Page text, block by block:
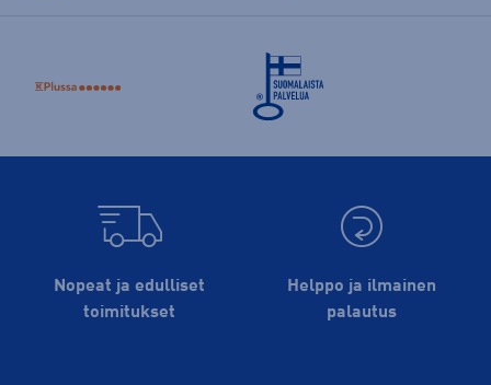
Nopeat ja edulliset
toimitukset
Helppo ja ilmainen
palautus